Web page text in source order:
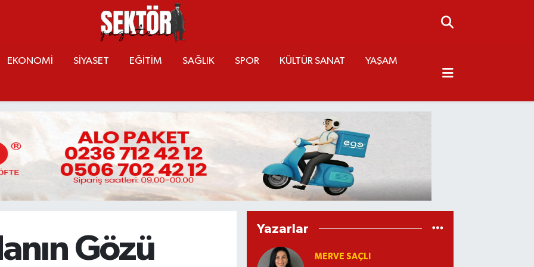
EKONOMİ SİYASET EĞİTİM SAĞLIK SPOR KÜLTÜR SANAT YAŞAM
Gözü
Yazarlar
MERVE SAÇLI